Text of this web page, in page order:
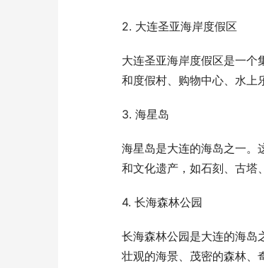
2. 大连圣亚海岸度假区
大连圣亚海岸度假区是一个
和度假村、购物中心、水上
3. 海星岛
海星岛是大连的海岛之一。
和文化遗产，如石刻、古塔
4. 长海森林公园
长海森林公园是大连的海岛
壮观的海景、茂密的森林、